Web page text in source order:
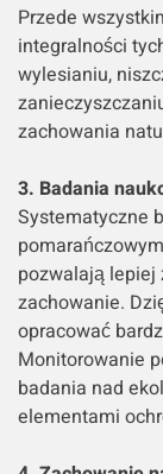
Przede
integralności
wylesianiu,
zachowania
3. Badania
Systematyczne
pozwalają lepiej
zachowanie.
opracować
Monitorowanie
badania nad
elementami